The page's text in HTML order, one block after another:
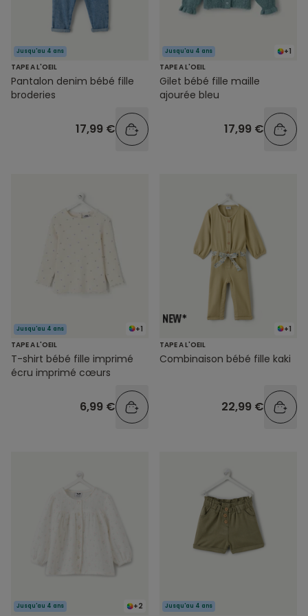
Jusqu'au 4 ans
TAPE A L'OEIL
Pantalon denim bébé fille
broderies
17,99 €
+1
Jusqu'au 4 ans
TAPE A L'OEIL
Gilet bébé fille maille
ajourée bleu
17,99 €
+1
Jusqu'au 4 ans
TAPE A L'OEIL
T-shirt bébé fille imprimé
écru imprimé cœurs
6,99 €
+1
TAPE A L'OEIL
Combinaison bébé fille kaki
22,99 €
+2
Jusqu'au 4 ans Jusqu'au 4 ans